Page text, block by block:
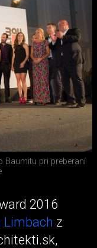
Baumitu pri preberaní
2016
Limbach z